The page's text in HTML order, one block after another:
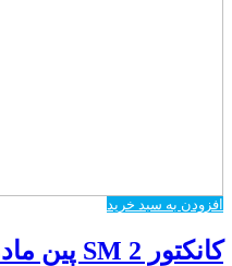
افزودن به سبد خرید
کانکتور SM 2 پین ماده